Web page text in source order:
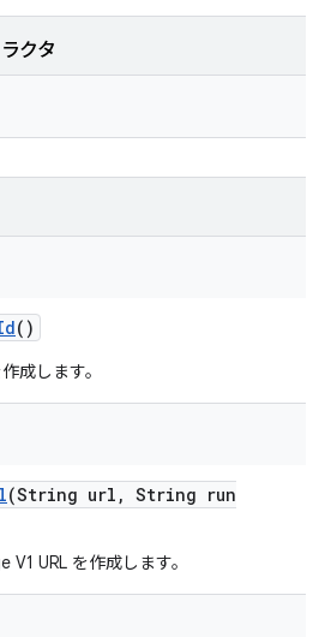
クタ
()
成します。
(String url , String run
URL を作成します。